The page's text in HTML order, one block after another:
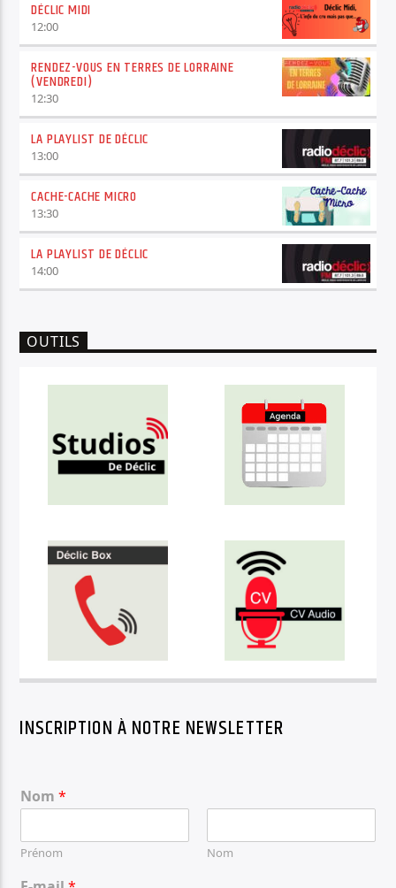
DÉCLIC MIDI
12:00
RENDEZ-VOUS EN TERRES DE LORRAINE
(VENDREDI)
12:30
LA PLAYLIST DE DÉCLIC
13:00
CACHE-CACHE MICRO
13:30
LA PLAYLIST DE DÉCLIC
14:00
OUTILS
INSCRIPTION À NOTRE NEWSLETTER
Nom*
Prénom Nom